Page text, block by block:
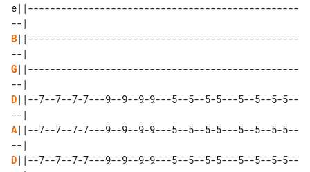
e||-------------------------------------------------
B||-------------------------------------------------
G||-------------------------------------------------
D||--7--7--7-7---9--9--9-9---5--5--5-5---5--5--5-5--
A||--7--7--7-7---9--9--9-9---5--5--5-5---5--5--5-5--
D||--7--7--7-7---9--9--9-9---5--5--5-5---5--5--5-5--